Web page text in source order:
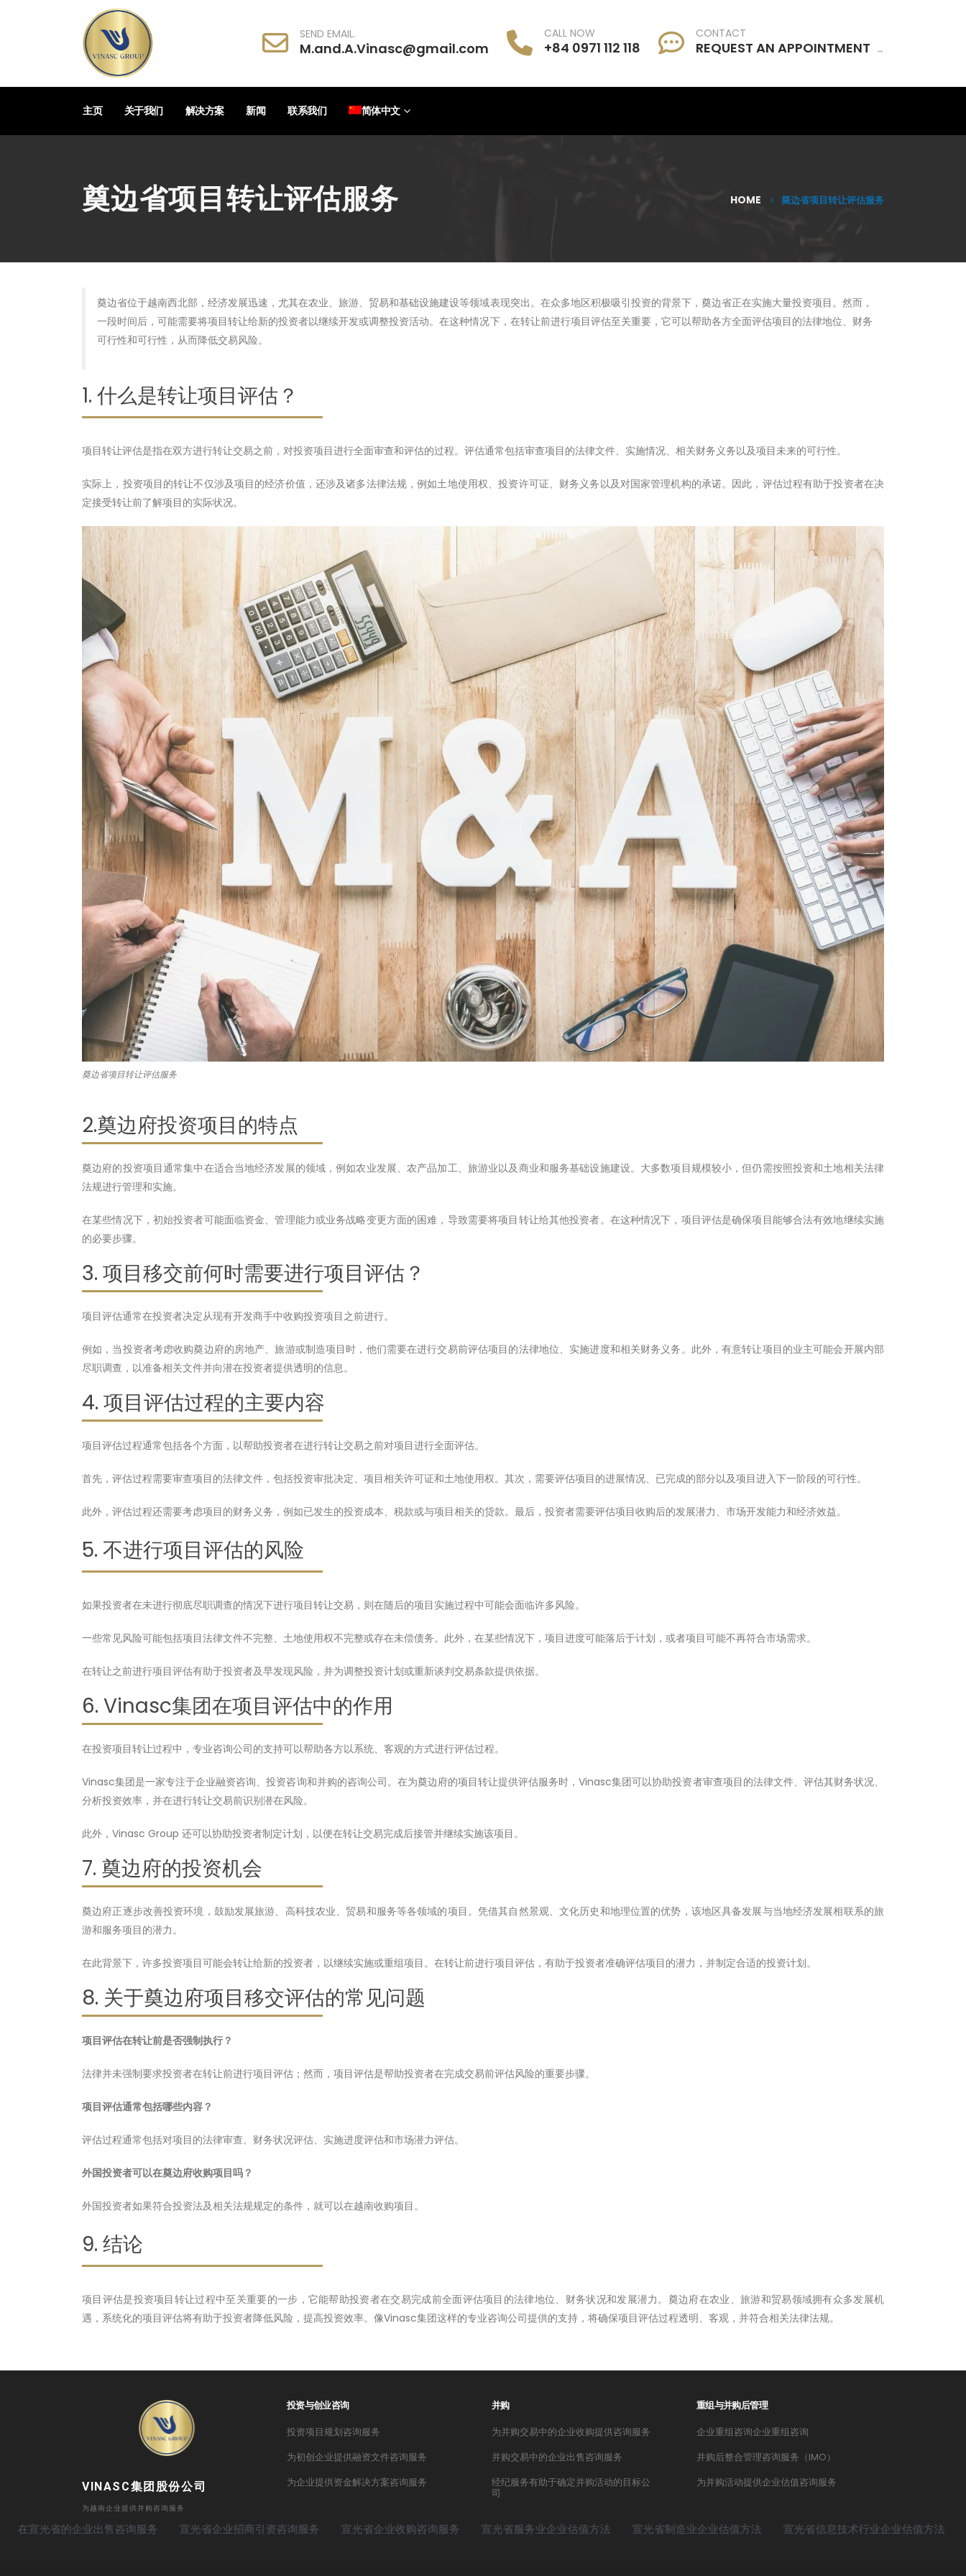
SEND EMAIL.
M.and.A.Vinasc@gmail.com
CALL NOW
+84 0971 112 118
CONTACT
REQUEST AN APPOINTMENT →
主页 关于我们 解决方案 新闻 联系我们 简体中文
奠边省项目转让评估服务 HOME 奠边省项目转让评估服务
奠边省位于越南西北部，经济发展迅速，尤其在农业、旅游、贸易和基础设施建设等领域表现突出。在众多地区积极吸引投资的背景下，奠边省正在实施大量投资项目。然而，
一段时间后，可能需要将项目转让给新的投资者以继续开发或调整投资活动。在这种情况下，在转让前进行项目评估至关重要，它可以帮助各方全面评估项目的法律地位、财务
可行性和可行性，从而降低交易风险。
1. 什么是转让项目评估？
项目转让评估是指在双方进行转让交易之前，对投资项目进行全面审查和评估的过程。评估通常包括审查项目的法律文件、实施情况、相关财务义务以及项目未来的可行性。
实际上，投资项目的转让不仅涉及项目的经济价值，还涉及诸多法律法规，例如土地使用权、投资许可证、财务义务以及对国家管理机构的承诺。因此，评估过程有助于投资者在决
定接受转让前了解项目的实际状况。
奠边省项目转让评估服务
2.奠边府投资项目的特点
奠边府的投资项目通常集中在适合当地经济发展的领域，例如农业发展、农产品加工、旅游业以及商业和服务基础设施建设。大多数项目规模较小，但仍需按照投资和土地相关法律
法规进行管理和实施。
在某些情况下，初始投资者可能面临资金、管理能力或业务战略变更方面的困难，导致需要将项目转让给其他投资者。在这种情况下，项目评估是确保项目能够合法有效地继续实施
的必要步骤。
3. 项目移交前何时需要进行项目评估？
项目评估通常在投资者决定从现有开发商手中收购投资项目之前进行。
例如，当投资者考虑收购奠边府的房地产、旅游或制造项目时，他们需要在进行交易前评估项目的法律地位、实施进度和相关财务义务。此外，有意转让项目的业主可能会开展内部
尽职调查，以准备相关文件并向潜在投资者提供透明的信息。
4. 项目评估过程的主要内容
项目评估过程通常包括各个方面，以帮助投资者在进行转让交易之前对项目进行全面评估。
首先，评估过程需要审查项目的法律文件，包括投资审批决定、项目相关许可证和土地使用权。其次，需要评估项目的进展情况、已完成的部分以及项目进入下一阶段的可行性。
此外，评估过程还需要考虑项目的财务义务，例如已发生的投资成本、税款或与项目相关的贷款。最后，投资者需要评估项目收购后的发展潜力、市场开发能力和经济效益。
5. 不进行项目评估的风险
如果投资者在未进行彻底尽职调查的情况下进行项目转让交易，则在随后的项目实施过程中可能会面临许多风险。
一些常见风险可能包括项目法律文件不完整、土地使用权不完整或存在未偿债务。此外，在某些情况下，项目进度可能落后于计划，或者项目可能不再符合市场需求。
在转让之前进行项目评估有助于投资者及早发现风险，并为调整投资计划或重新谈判交易条款提供依据。
6. Vinasc集团在项目评估中的作用
在投资项目转让过程中，专业咨询公司的支持可以帮助各方以系统、客观的方式进行评估过程。
Vinasc集团是一家专注于企业融资咨询、投资咨询和并购的咨询公司。在为奠边府的项目转让提供评估服务时，Vinasc集团可以协助投资者审查项目的法律文件、评估其财务状况、
分析投资效率，并在进行转让交易前识别潜在风险。
此外，Vinasc Group 还可以协助投资者制定计划，以便在转让交易完成后接管并继续实施该项目。
7. 奠边府的投资机会
奠边府正逐步改善投资环境，鼓励发展旅游、高科技农业、贸易和服务等各领域的项目。凭借其自然景观、文化历史和地理位置的优势，该地区具备发展与当地经济发展相联系的旅
游和服务项目的潜力。
在此背景下，许多投资项目可能会转让给新的投资者，以继续实施或重组项目。在转让前进行项目评估，有助于投资者准确评估项目的潜力，并制定合适的投资计划。
8. 关于奠边府项目移交评估的常见问题
项目评估在转让前是否强制执行？
法律并未强制要求投资者在转让前进行项目评估；然而，项目评估是帮助投资者在完成交易前评估风险的重要步骤。
项目评估通常包括哪些内容？
评估过程通常包括对项目的法律审查、财务状况评估、实施进度评估和市场潜力评估。
外国投资者可以在奠边府收购项目吗？
外国投资者如果符合投资法及相关法规规定的条件，就可以在越南收购项目。
9. 结论
项目评估是投资项目转让过程中至关重要的一步，它能帮助投资者在交易完成前全面评估项目的法律地位、财务状况和发展潜力。奠边府在农业、旅游和贸易领域拥有众多发展机
遇，系统化的项目评估将有助于投资者降低风险，提高投资效率。像Vinasc集团这样的专业咨询公司提供的支持，将确保项目评估过程透明、客观，并符合相关法律法规。
VINASC集团股份公司
为越南企业提供并购咨询服务
投资与创业咨询
投资项目规划咨询服务
为初创企业提供融资文件咨询服务
为企业提供资金解决方案咨询服务
并购
为并购交易中的企业收购提供咨询服务
并购交易中的企业出售咨询服务
经纪服务有助于确定并购活动的目标公
司
重组与并购后管理
企业重组咨询企业重组咨询
并购后整合管理咨询服务（IMO）
为并购活动提供企业估值咨询服务
的企业出售咨询服务 宣光省企业招商引资咨询服务 宣光省企业收购咨询服务 宣光省服务业企业估值方法 宣光省制造业企业估值方法 宣光省信息技术行业企业估值方法 宣光省商